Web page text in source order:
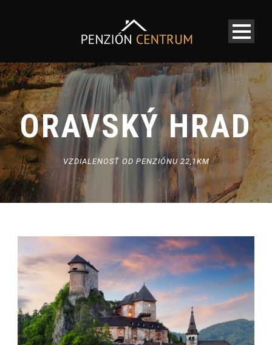
ORAVSKÝ HRAD
VZDIALENOSŤ OD PENZIÓNU 22,1KM